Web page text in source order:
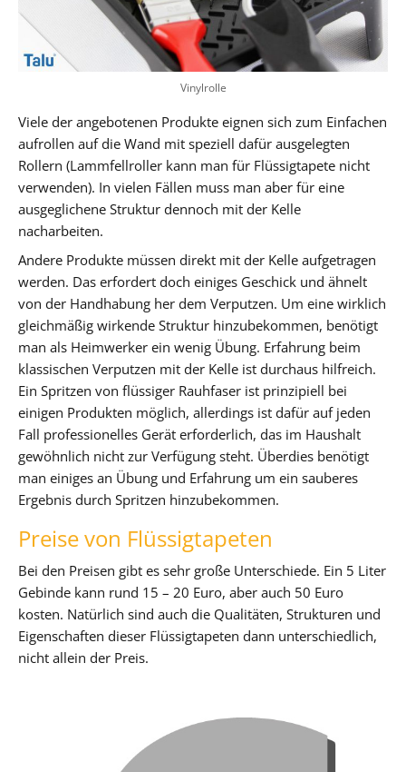
Vinylrolle
Viele der angebotenen Produkte eignen sich zum Einfachen
aufrollen auf die Wand mit speziell dafür ausgelegten
Rollern (Lammfellroller kann man für Flüssigtapete nicht
verwenden). In vielen Fällen muss man aber für eine
ausgeglichene Struktur dennoch mit der Kelle
nacharbeiten.
Andere Produkte müssen direkt mit der Kelle aufgetragen
werden. Das erfordert doch einiges Geschick und ähnelt
von der Handhabung her dem Verputzen. Um eine wirklich
gleichmäßig wirkende Struktur hinzubekommen, benötigt
man als Heimwerker ein wenig Übung. Erfahrung beim
klassischen Verputzen mit der Kelle ist durchaus hilfreich.
Ein Spritzen von flüssiger Rauhfaser ist prinzipiell bei
einigen Produkten möglich, allerdings ist dafür auf jeden
Fall professionelles Gerät erforderlich, das im Haushalt
gewöhnlich nicht zur Verfügung steht. Überdies benötigt
man einiges an Übung und Erfahrung um ein sauberes
Ergebnis durch Spritzen hinzubekommen.
Preise von Flüssigtapeten
Bei den Preisen gibt es sehr große Unterschiede. Ein 5 Liter
Gebinde kann rund 15 – 20 Euro, aber auch 50 Euro
kosten. Natürlich sind auch die Qualitäten, Strukturen und
Eigenschaften dieser Flüssigtapeten dann unterschiedlich,
nicht allein der Preis.